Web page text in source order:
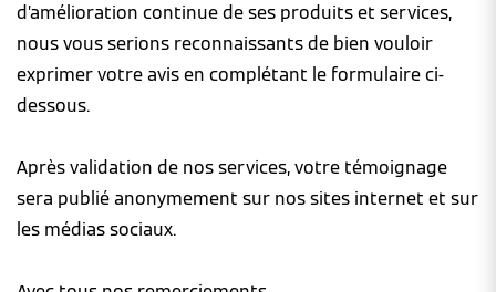
d’amélioration continue de ses produits et services,
nous vous serions reconnaissants de bien vouloir
exprimer votre avis en complétant le formulaire ci-
dessous.
Après validation de nos services, votre témoignage
sera publié anonymement sur nos sites internet et sur
les médias sociaux.